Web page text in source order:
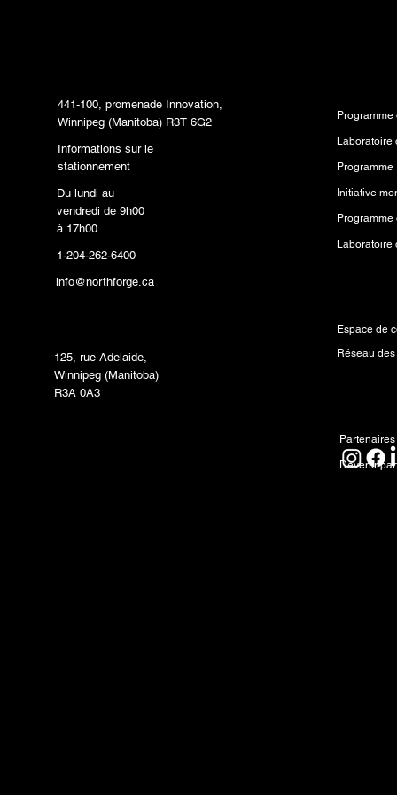
441-100, promenade Innovation,
Winnipeg (Manitoba) R3T 6G2
Informations sur le
stationnement
Du lundi au
vendredi de 9h00
à 17h00
1-204-262-6400
info@northforge.ca
125, rue Adelaide,
Winnipeg (Manitoba)
R3A 0A3
Programme
Programme
Programme
Espace de
Réseau
Partenaires
Devenir